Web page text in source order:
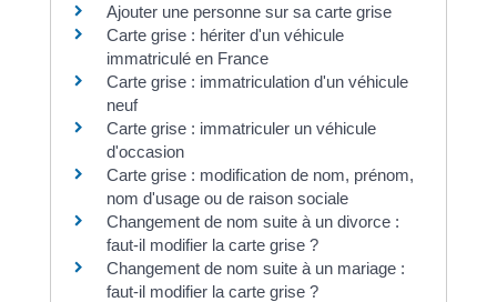
Ajouter une personne sur sa carte grise
Carte grise : hériter d'un véhicule
immatriculé en France
Carte grise : immatriculation d'un véhicule
neuf
Carte grise : immatriculer un véhicule
d'occasion
Carte grise : modification de nom, prénom,
nom d'usage ou de raison sociale
Changement de nom suite à un divorce :
faut-il modifier la carte grise ?
Changement de nom suite à un mariage :
faut-il modifier la carte grise ?